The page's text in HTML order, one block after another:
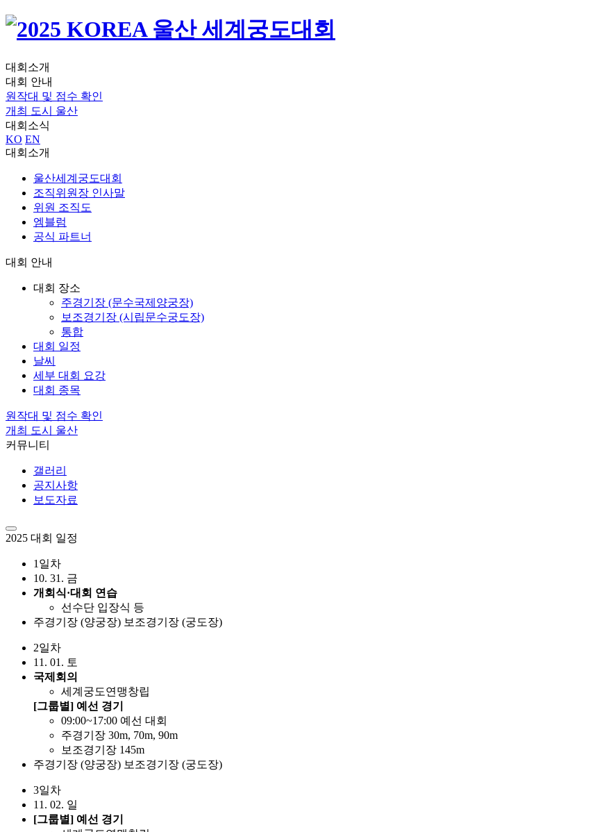
대회소개
대회 안내
원작대 및 점수 확인
개최 도시 울산
대회소식
KO EN
대회소개
울산세계궁도대회
조직위원장 인사말
위원 조직도
엠블럼
공식 파트너
대회 안내
대회 장소
주경기장 (문수국제양궁장)
보조경기장 (시립문수궁도장)
통합
대회 일정
날씨
세부 대회 요강
대회 종목
원작대 및 점수 확인
개최 도시 울산
커뮤니티
갤러리
공지사항
보도자료
2025 대회 일정
1일차
10. 31. 금
개회식·대회 연습
선수단 입장식 등
주경기장 (양궁장) 보조경기장 (궁도장)
2일차
11. 01. 토
국제회의
세계궁도연맹창립
[그룹별] 예선 경기
09:00~17:00 예선 대회
주경기장 30m, 70m, 90m
보조경기장 145m
주경기장 (양궁장) 보조경기장 (궁도장)
3일차
11. 02. 일
[그룹별] 예선 경기